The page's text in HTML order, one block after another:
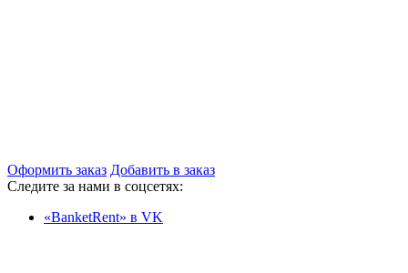
Оформить заказ Добавить в заказ
Следите за нами в соцсетях:
«BanketRent» в VK